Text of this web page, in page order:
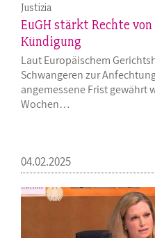
Justizia
EuGH stärkt Rechte
Kündigung
Laut Europäischem
Schwangeren zur
angemessene Frist gewährt
Wochen…
04.02.2025